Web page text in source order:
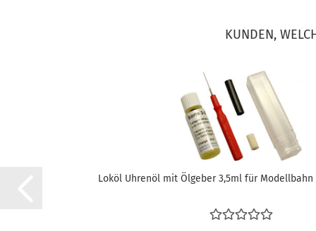
KUNDEN,
Loköl Uhrenöl mit Ölgeber 3,5ml für Modellbahn